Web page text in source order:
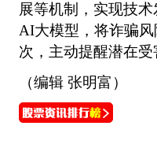
展等机制，实现技
AI大模型，将诈骗
次，主动提醒潜在受
（编辑 张明富）